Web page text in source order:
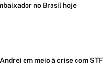
no Brasil hoje
em meio à crise com STF